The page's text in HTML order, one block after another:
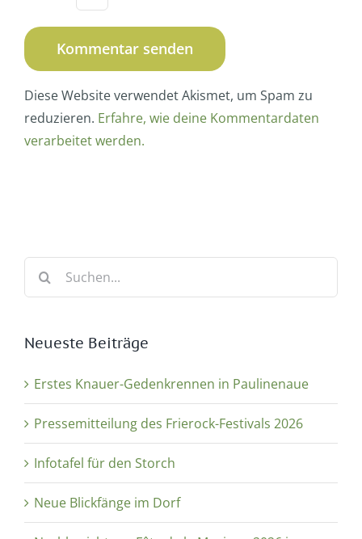
Diese Website verwendet Akismet, um Spam zu
reduzieren. Erfahre, wie deine Kommentardaten
verarbeitet werden.
Suche
Neueste Beiträge
Erstes Knauer-Gedenkrennen in Paulinenaue
Pressemitteilung des Frierock-Festivals 2026
Infotafel für den Storch
Neue Blickfänge im Dorf